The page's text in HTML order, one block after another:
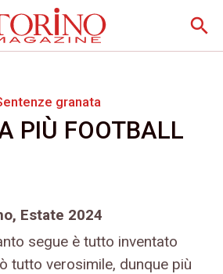
search
granata
PIÙ FOOTBALL
Estate 2024
segue è tutto inventato
tutto verosimile, dunque più